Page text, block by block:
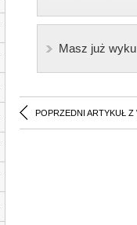
Masz już
POPRZEDNI ARTYKUŁ Z